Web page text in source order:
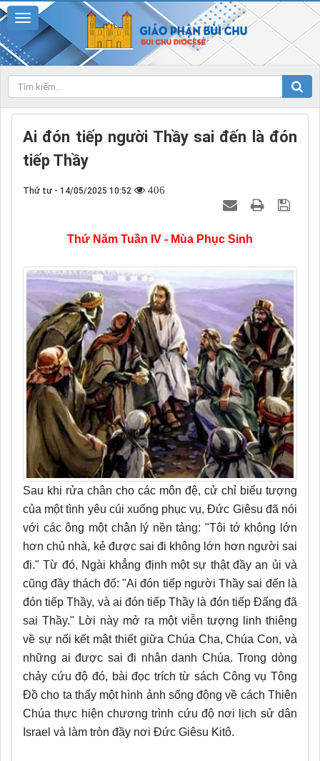
Ai đón tiếp người Thầy sai đến là đón
tiếp Thầy
Thứ tư - 14/05/2025 10:52 406
Thứ Năm Tuần IV - Mùa Phục Sinh
Sau khi rửa chân cho các môn đệ, cử chỉ biểu tượng
của một tình yêu cúi xuống phục vụ, Đức Giêsu đã nói
với các ông một chân lý nền tảng: "Tôi tớ không lớn
hơn chủ nhà, kẻ được sai đi không lớn hơn người sai
đi." Từ đó, Ngài khẳng định một sự thật đầy an ủi và
cũng đầy thách đố: "Ai đón tiếp người Thầy sai đến là
đón tiếp Thầy, và ai đón tiếp Thầy là đón tiếp Đấng đã
sai Thầy." Lời này mở ra một viễn tượng linh thiêng
về sự nối kết mật thiết giữa Chúa Cha, Chúa Con, và
những ai được sai đi nhân danh Chúa. Trong dòng
chảy cứu độ đó, bài đọc trích từ sách Công vụ Tông
Đồ cho ta thấy một hình ảnh sống động về cách Thiên
Chúa thực hiện chương trình cứu độ nơi lịch sử dân
Israel và làm tròn đầy nơi Đức Giêsu Kitô.